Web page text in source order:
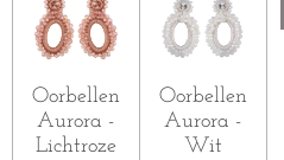
Oorbellen
Aurora -
Lichtroze
Oorbellen
Aurora -
Wit